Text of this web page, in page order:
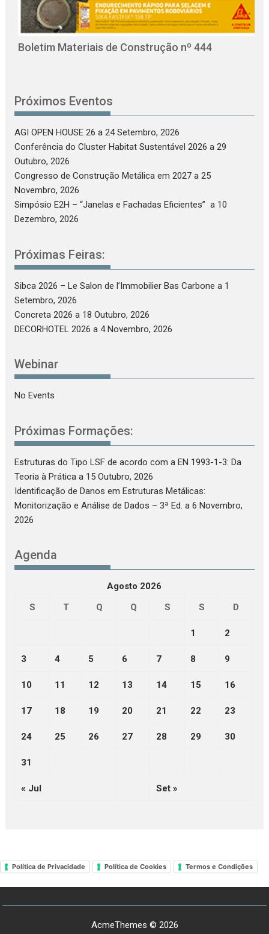
Boletim Materiais de Construção nº 444
Próximos Eventos
AGI OPEN HOUSE 26 a 24 Setembro, 2026
Conferência do Cluster Habitat Sustentável 2026 a 29
Outubro, 2026
Congresso de Construção Metálica em 2027 a 25
Novembro, 2026
Simpósio E2H – “Janelas e Fachadas Eficientes” a 10
Dezembro, 2026
Próximas Feiras:
Sibca 2026 – Le Salon de l’Immobilier Bas Carbone a 1
Setembro, 2026
Concreta 2026 a 18 Outubro, 2026
DECORHOTEL 2026 a 4 Novembro, 2026
Webinar
No Events
Próximas Formações:
Estruturas do Tipo LSF de acordo com a EN 1993-1-3: Da
Teoria à Prática a 15 Outubro, 2026
Identificação de Danos em Estruturas Metálicas:
Monitorização e Análise de Dados – 3ª Ed. a 6 Novembro,
2026
Agenda
Agosto 2026
S
T Q Q S S D
1 2
3 4 5 6 7 8 9
10 11 12 13 14 15 16
17 18 19 20 21 22 23
24 25 26 27 28 29 30
31
« Jul Set »
Política de Privacidade Política de Cookies Termos e Condições
AcmeThemes © 2026